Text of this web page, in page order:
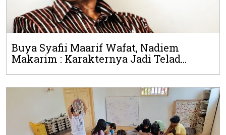
Buya Syafii Maarif Wafat, Nadiem
Makarim : Karakternya Jadi Telad...